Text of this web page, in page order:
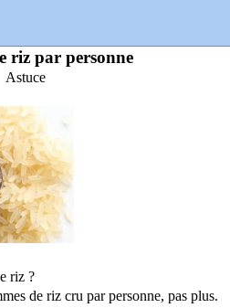
riz par personne
Astuce
riz ?
de riz cru par personne, pas plus.